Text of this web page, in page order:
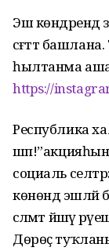
Эш көндәрендә
сәғәттә
һылтанма
https://
Республика
социаль
көнөндә
сәләмәт йәшәү
Дөрөҫ